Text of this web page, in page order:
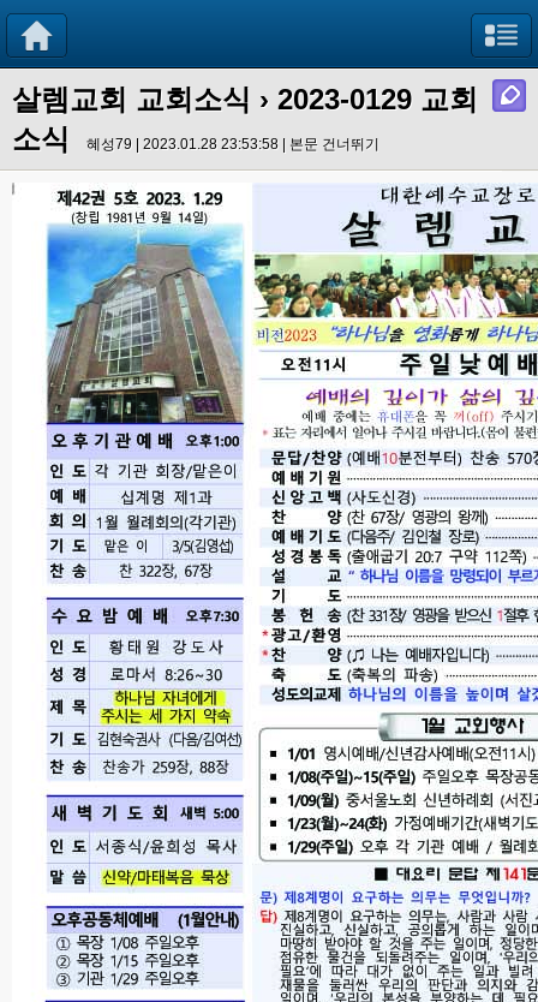
살렘교회 교회소식 › 2023-0129 교회
소식
혜성79 | 2023.01.28 23:53:58 | 본문 건너뛰기